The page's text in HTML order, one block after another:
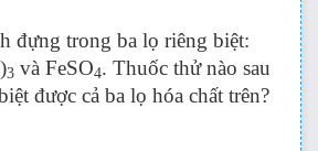
đựng trong ba lọ riêng biệt:
)3 và FeSO4. Thuốc thử nào sau
được cả ba lọ hóa chất trên?